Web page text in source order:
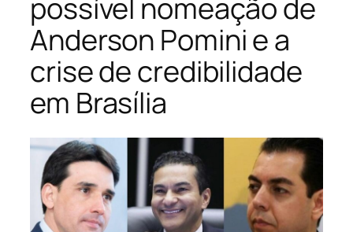
possível nomeação de
Anderson Pomini e a
crise de credibilidade
em Brasília